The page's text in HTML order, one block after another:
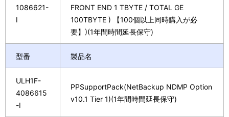
1086621-
I
FRONT END 1 TBYTE / TOTAL GE
100TBYTE ) 【100個以上同時購入が必
要】)(1年間時間延長保守)
型番 製品名
ULH1F-
4086615
-I
PPSupportPack(NetBackup NDMP Option
v10.1 Tier 1)(1年間時間延長保守)